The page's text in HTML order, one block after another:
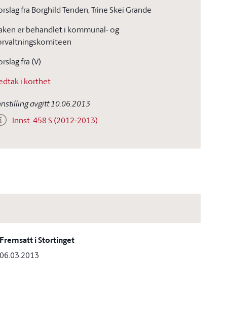
fra Borghild Tenden, Trine Skei Grande
er behandlet i kommunal- og
fra (V)
i korthet
avgitt 10.06.2013
Innst. 458 S (2012-2013)
i Stortinget